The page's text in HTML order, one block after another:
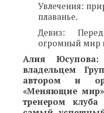
Увлечения:
плаванье.
Девиз:
огромный мир
Алия
владельцем
автором и
«Меняющие
тренером